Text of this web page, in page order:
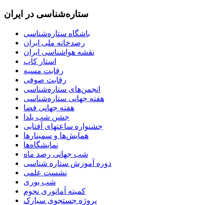
ستاره‌شناسی در ایران
باشگاه ستاره‌شناسی
رصدخانه ملی ایران
نقشه هواشناسی ایران
استار کاپ
رقابت مسیه
رقابت صوفی
انجمن‌های ستاره‌شناسی
هفته جهانی ستاره‌شناسی
هفته جهانی فضا
جشن شب یلدا
جشنواره ساعتهای آفتابی
همایش‌ها و سمینارها
نمایشگاه‌ها
شب جهانی رصد ماه
دوره آموزش ستاره شناسی
نشست علمی
شب یوری
کمیته آماتوری نجوم
پروژه جستجوی سیارک